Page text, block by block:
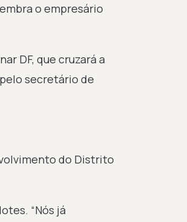
o empresário
DF, que cruzará a
secretário de
do Distrito
“Nós já